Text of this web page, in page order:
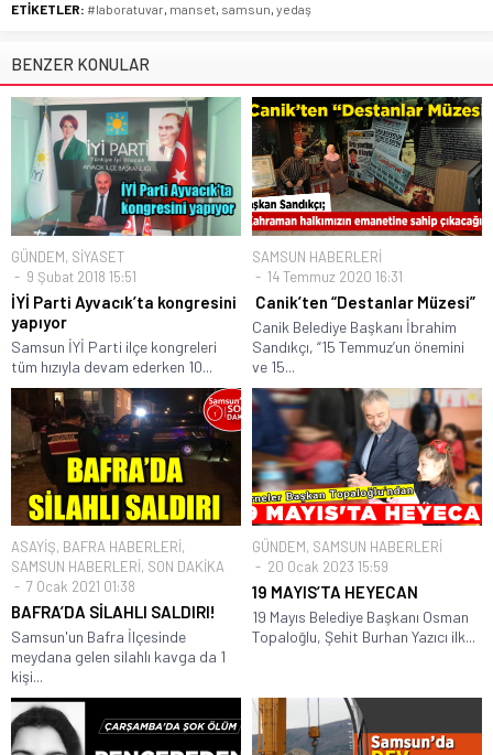
ETİKETLER: #laboratuvar, manset, samsun, yedaş
BENZER KONULAR
GÜNDEM, SİYASET
9 Şubat 2018 15:51
İYİ Parti Ayvacık’ta kongresini
yapıyor
Samsun İYİ Parti ilçe kongreleri
tüm hızıyla devam ederken 10...
SAMSUN HABERLERİ
14 Temmuz 2020 16:31
Canik’ten “Destanlar Müzesi”
Canik Belediye Başkanı İbrahim
Sandıkçı, “15 Temmuz’un önemini
ve 15...
ASAYİŞ, BAFRA HABERLERİ,
SAMSUN HABERLERİ, SON DAKİKA
7 Ocak 2021 01:38
BAFRA’DA SİLAHLI SALDIRI!
Samsun'un Bafra İlçesinde
meydana gelen silahlı kavga da 1
kişi...
GÜNDEM, SAMSUN HABERLERİ
20 Ocak 2023 15:59
19 MAYIS’TA HEYECAN
19 Mayıs Belediye Başkanı Osman
Topaloğlu, Şehit Burhan Yazıcı ilk...